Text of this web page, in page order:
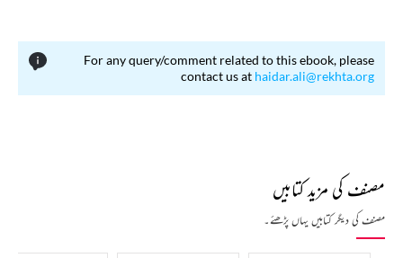
For any query/comment related to this ebook, please
contact us at haidar.ali@rekhta.org
مصنف کی مزید کتابیں
مصنف کی دیگر کتابیں یہاں پڑھئے۔